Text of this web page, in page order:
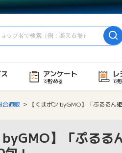
アンケート
で貯める
レ
で
合通販 【くまポン byGMO】「ぷるるん
byGMO】「ぷる